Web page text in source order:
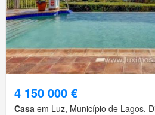
4 150 000 €
Casa em Luz, Município de Lagos,